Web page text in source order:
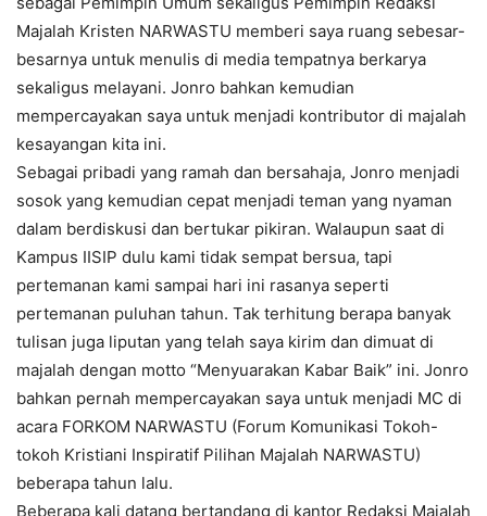
Majalah Kristen NARWASTU memberi saya ruang sebesar-
besarnya untuk menulis di media tempatnya berkarya
sekaligus melayani. Jonro bahkan kemudian
mempercayakan saya untuk menjadi kontributor di majalah
kesayangan kita ini.
Sebagai pribadi yang ramah dan bersahaja, Jonro menjadi
sosok yang kemudian cepat menjadi teman yang nyaman
dalam berdiskusi dan bertukar pikiran. Walaupun saat di
Kampus IISIP dulu kami tidak sempat bersua, tapi
pertemanan kami sampai hari ini rasanya seperti
pertemanan puluhan tahun. Tak terhitung berapa banyak
tulisan juga liputan yang telah saya kirim dan dimuat di
majalah dengan motto “Menyuarakan Kabar Baik” ini. Jonro
bahkan pernah mempercayakan saya untuk menjadi MC di
acara FORKOM NARWASTU (Forum Komunikasi Tokoh-
tokoh Kristiani Inspiratif Pilihan Majalah NARWASTU)
beberapa tahun lalu.
Beberapa kali datang bertandang di kantor Redaksi Majalah